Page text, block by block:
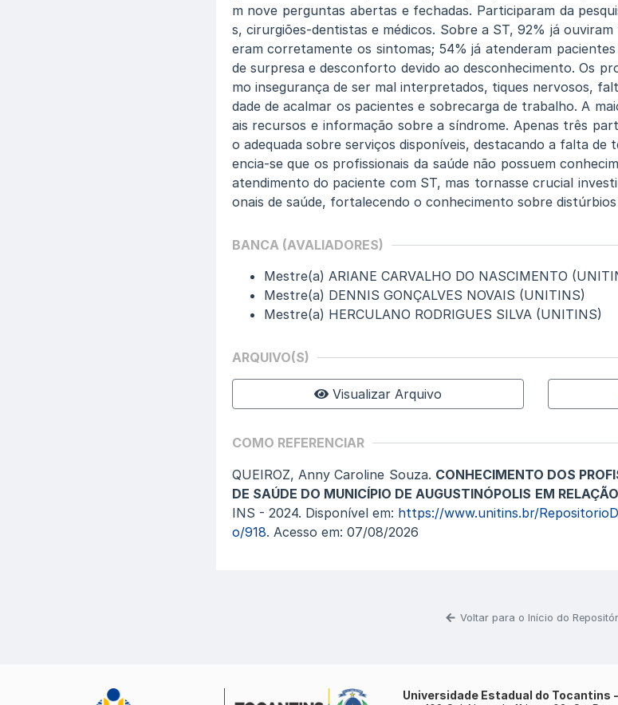
m nove perguntas abertas e fechadas. Participaram da
s, cirurgiões-dentistas e médicos. Sobre a ST, 92% já
eram corretamente os sintomas; 54% já atenderam
de surpresa e desconforto devido ao desconhecimento. Os
mo insegurança de ser mal interpretados, tiques nervosos,
dade de acalmar os pacientes e sobrecarga de trabalho. A
ais recursos e informação sobre a síndrome. Apenas três
o adequada sobre serviços disponíveis, destacando a falta de
encia-se que os profissionais da saúde não possuem
atendimento do paciente com ST, mas tornasse crucial
onais de saúde, fortalecendo o conhecimento sobre
BANCA (AVALIADORES)
Mestre(a) ARIANE CARVALHO DO NASCIMENTO
Mestre(a) DENNIS GONÇALVES NOVAIS (UNITINS)
Mestre(a) HERCULANO RODRIGUES SILVA (UNITINS)
ARQUIVO(S)
Visualizar Arquivo
COMO REFERENCIAR
QUEIROZ, Anny Caroline Souza. CONHECIMENTO DOS
DE SAÚDE DO MUNICÍPIO DE AUGUSTINÓPOLIS EM
INS - 2024. Disponível em: https://www.unitins.br/
o/918. Acesso em: 07/08/2026
Voltar para o Início do
Universidade Estadual do Tocantins -